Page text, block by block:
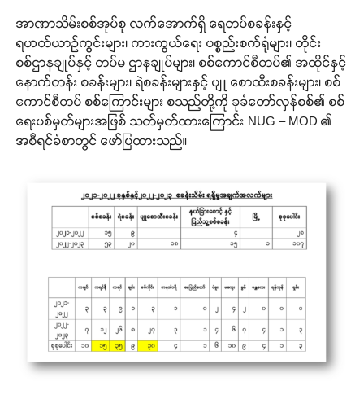
အာဏာသိမ်းစစ်အုပ်စု လက်အောက်ရှိ ရေတပ်စခန်းနှင့်
ရဟတ်ယာဉ်ကွင်းများ၊ ကားကွယ်ရေး ပစ္စည်းစက်ရုံများ၊ တိုင်း
စစ်ဌာနချုပ်နှင့် တပ်မ ဌာနချုပ်များ၊ စစ်ကောင်စီတပ်၏ အထိုင်နှင့်
နောက်တန်း စခန်းများ၊ ရဲစခန်းများနှင့် ပျူ စောထီးစခန်းများ၊ စစ်
ကောင်စီတပ် စစ်ကြောင်းများ စသည်တို့ကို ခုခံတော်လှန်စစ်၏ စစ်
ရေးပစ်မှတ်များအဖြစ် သတ်မှတ်ထားကြောင်း NUG – MOD ၏
အစီရင်ခံစာတွင် ဖော်ပြထားသည်။